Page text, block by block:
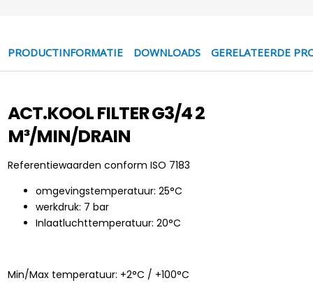
PRODUCTINFORMATIE DOWNLOADS GERELATEERDE
ACT.KOOL FILTER G3/4 2
M³/MIN/DRAIN
Referentiewaarden conform ISO 7183
omgevingstemperatuur: 25°C
werkdruk: 7 bar
Inlaatluchttemperatuur: 20°C
Min/Max temperatuur: +2°C / +100°C